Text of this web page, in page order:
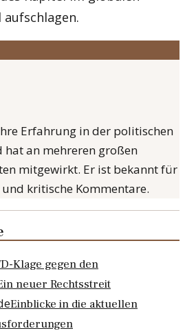
Erfahrung in der politischen
an mehreren großen
mitgewirkt. Er ist bekannt für
kritische Kommentare.
Klage gegen den
neuer Rechtsstreit
Einblicke in die aktuellen